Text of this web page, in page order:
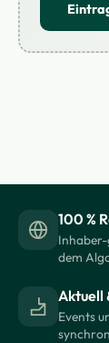
100 %
dem
Aktuell
Events